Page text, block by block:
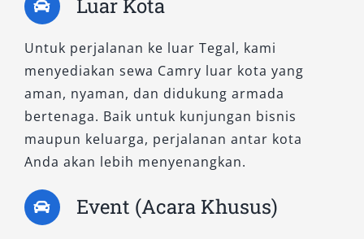
bakar, teknologi ramah lingkungan, dan
pengalaman berkendara berkelas tinggi, maka
Camry Hybrid adalah jawaban tepat. Mobil ini
menggabungkan mesin bensin 2.5 liter dengan
motor listrik yang menghasilkan akselerasi
halus, minim getaran, dan konsumsi bahan
bakar yang jauh lebih hemat dibanding sedan
Salah satu nilai tambah dari Camry Hybrid
Luar Kota
Untuk perjalanan ke luar Tegal, kami
menyediakan sewa Camry luar kota yang
aman, nyaman, dan didukung armada
bertenaga. Baik untuk kunjungan bisnis
maupun keluarga, perjalanan antar kota
Anda akan lebih menyenangkan.
Event (Acara Khusus)